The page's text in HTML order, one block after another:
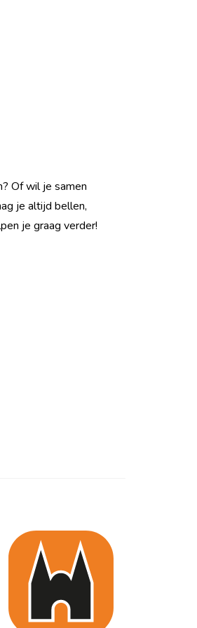
Of wil je samen
je altijd bellen,
je graag verder!